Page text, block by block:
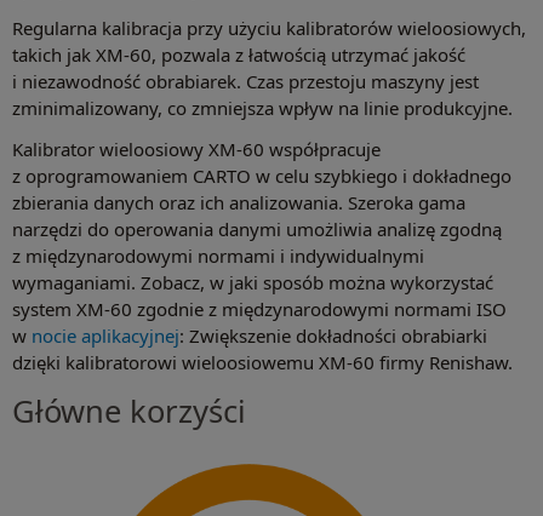
Regularna kalibracja przy użyciu kalibratorów wieloosiowych,
takich jak XM-60, pozwala z łatwością utrzymać jakość
i niezawodność obrabiarek. Czas przestoju maszyny jest
zminimalizowany, co zmniejsza wpływ na linie produkcyjne.
Kalibrator wieloosiowy XM-60 współpracuje
z oprogramowaniem CARTO w celu szybkiego i dokładnego
zbierania danych oraz ich analizowania. Szeroka gama
narzędzi do operowania danymi umożliwia analizę zgodną
z międzynarodowymi normami i indywidualnymi
wymaganiami. Zobacz, w jaki sposób można wykorzystać
system XM-60 zgodnie z międzynarodowymi normami ISO
w nocie aplikacyjnej: Zwiększenie dokładności obrabiarki
dzięki kalibratorowi wieloosiowemu XM-60 firmy Renishaw.
Główne korzyści